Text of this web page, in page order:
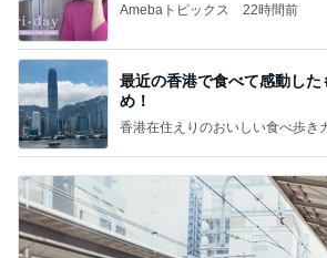
Amebaトピックス 22時間前
最近の香港で食べて感動した
め！
香港在住えりのおいしい食べ歩き